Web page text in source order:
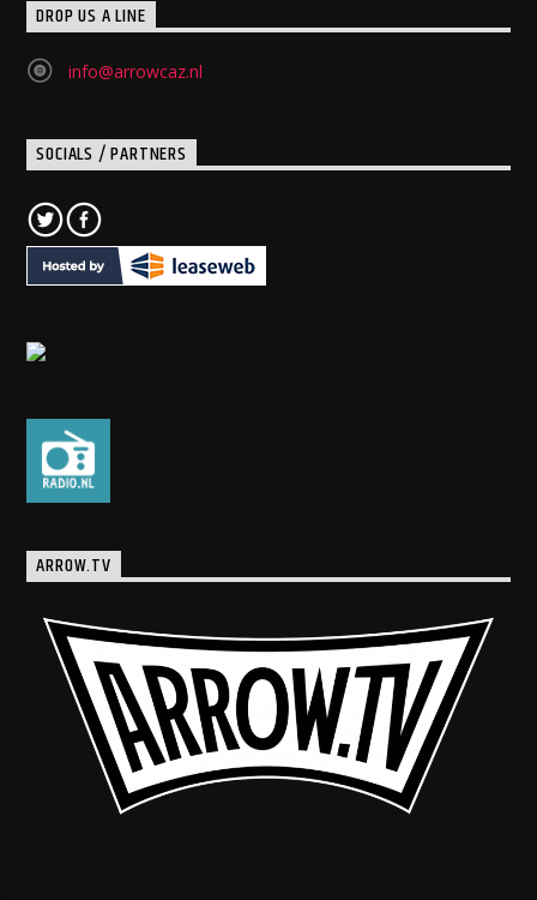
DROP US A LINE
info@arrowcaz.nl
SOCIALS / PARTNERS
ARROW.TV